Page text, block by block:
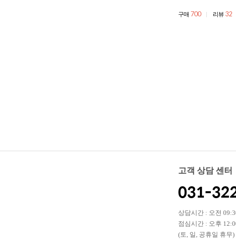
구매 700 리뷰 32
고객 상담 센터
031-
상담시간 : 오전
점심시간 : 오후
(토, 일, 공휴일 휴무)